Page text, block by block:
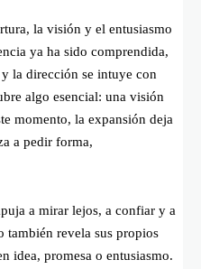
la visión y el entusiasmo
ya ha sido comprendida,
la dirección se intuye con
algo esencial: una visión
momento, la expansión deja
a pedir forma,
a mirar lejos, a confiar y a
también revela sus propios
idea, promesa o entusiasmo.